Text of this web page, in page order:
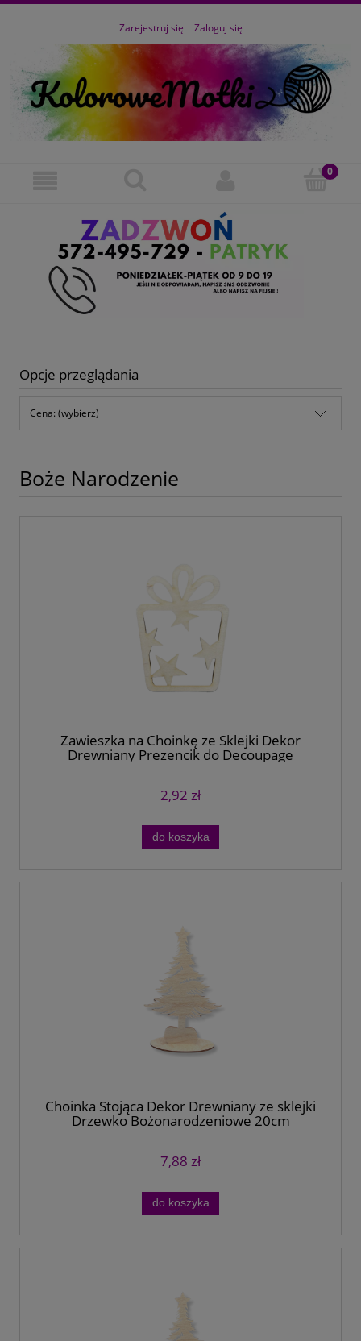
Zarejestruj się Zaloguj się
Opcje przeglądania
Cena: (wybierz)
Boże Narodzenie
Zawieszka na Choinkę ze Sklejki Dekor
Drewniany Prezencik do Decoupage
2,92 zł
do koszyka
Choinka Stojąca Dekor Drewniany ze sklejki
Drzewko Bożonarodzeniowe 20cm
7,88 zł
do koszyka